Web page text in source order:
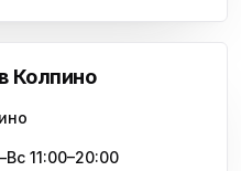
Колпино
11:00–20:00